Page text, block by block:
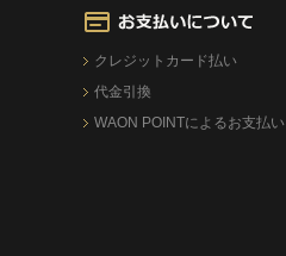
クレジットカード払い
代金引換
WAON POINTによるお支払い